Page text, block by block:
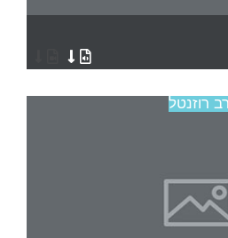
רוזנטל